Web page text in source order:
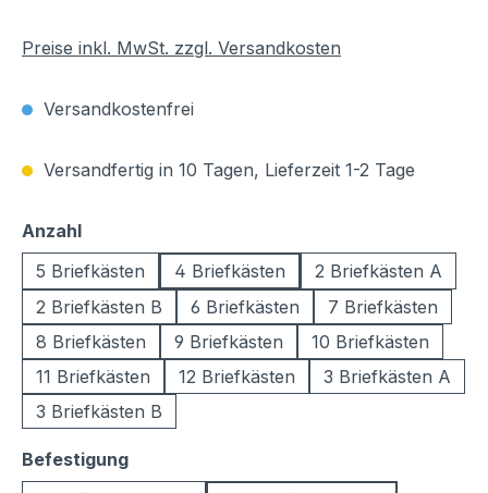
Preise inkl. MwSt. zzgl. Versandkosten
Versandkostenfrei
Versandfertig in 10 Tagen, Lieferzeit 1-2 Tage
Anzahlauswählen
5 Briefkästen
4 Briefkästen
2 Briefkästen A
2 Briefkästen B
6 Briefkästen
7 Briefkästen
8 Briefkästen
9 Briefkästen
10 Briefkästen
11 Briefkästen
12 Briefkästen
3 Briefkästen A
3 Briefkästen B
Befestigungauswählen